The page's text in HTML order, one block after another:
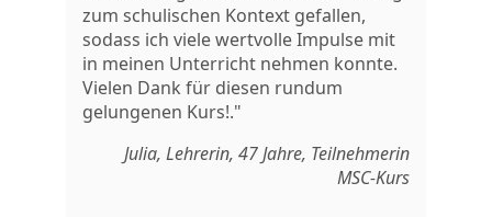
zum schulischen Kontext gefallen,
sodass ich viele wertvolle Impulse mit
in meinen Unterricht nehmen konnte.
Vielen Dank für diesen rundum
gelungenen Kurs!."
Julia, Lehrerin, 47 Jahre, Teilnehmerin
MSC-Kurs